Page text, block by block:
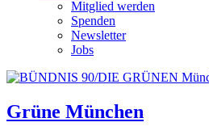
Mitglied werden
Spenden
Newsletter
Jobs
Grüne München